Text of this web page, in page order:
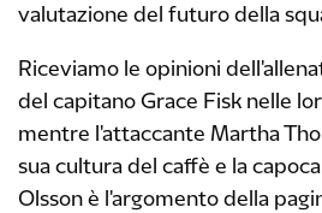
valutazione del futuro della
Riceviamo le opinioni
del capitano Grace Fisk nelle
mentre l'attaccante Martha
sua cultura del caffè e la
Olsson è l'argomento della